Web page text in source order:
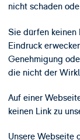
nicht schaden
Sie dürfen keinen
Eindruck
Genehmigung
die nicht der
Auf einer
keinen Link zu
Unsere Webseite